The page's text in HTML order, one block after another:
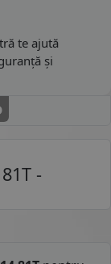
te ajută
și
-